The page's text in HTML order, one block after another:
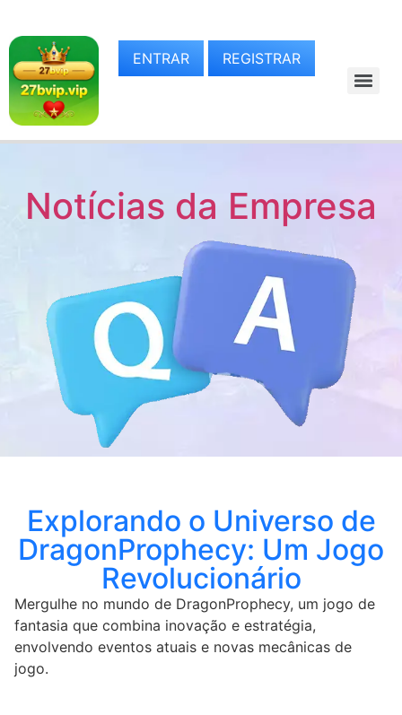
ENTRAR REGISTRAR
Notícias da Empresa
Explorando o Universo de
DragonProphecy: Um Jogo
Revolucionário
Mergulhe no mundo de DragonProphecy, um jogo de
fantasia que combina inovação e estratégia,
envolvendo eventos atuais e novas mecânicas de
jogo.